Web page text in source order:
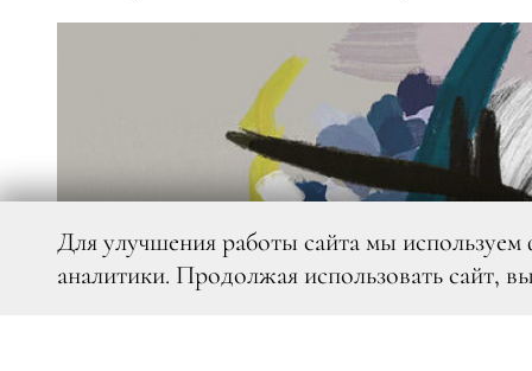
Для улучшения работы сайта мы
аналитики. Продолжая использовать сайт, вы